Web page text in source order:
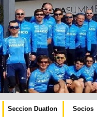
Seccion Duatlon Socios